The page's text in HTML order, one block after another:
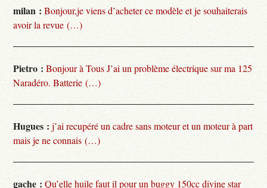
milan : Bonjour,je viens d’acheter ce modèle et je souhaiterais
avoir la revue (…)
Pietro : Bonjour à Tous J’ai un problème électrique sur ma 125
Naradéro. Batterie (…)
Hugues : j’ai recupéré un cadre sans moteur et un moteur à part
mais je ne connais (…)
gache : Qu’elle huile faut il pour un buggy 150cc divine star